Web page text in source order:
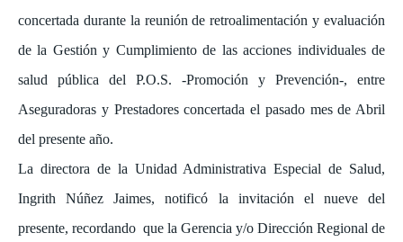
concertada durante la reunión de retroalimentación y evaluación
de la Gestión y Cumplimiento de las acciones individuales de
salud pública del P.O.S. -Promoción y Prevención-, entre
Aseguradoras y Prestadores concertada el pasado mes de Abril
del presente año.
La directora de la Unidad Administrativa Especial de Salud,
Ingrith Núñez Jaimes, notificó la invitación el nueve del
presente, recordando que la Gerencia y/o Dirección Regional de